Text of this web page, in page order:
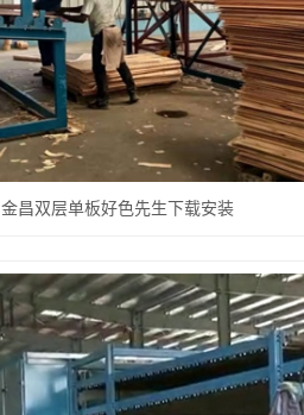
金昌双层单板好色先生下载安装